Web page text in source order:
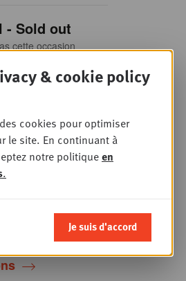
- Sold out
cette occasion
belge. Dans cette
vous
stratégies des
alimentaires,
claire du profil
recueillerez des
dans un
2026
& cookie policy
cookies pour optimiser
le site. En continuant à
notre politiqueen
.
Je suis d'accord